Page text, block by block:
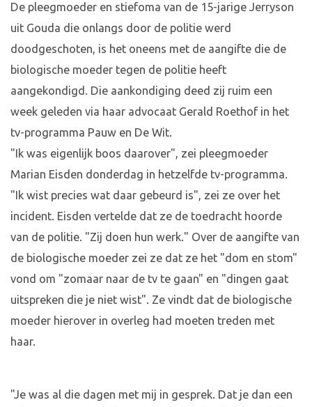
De pleegmoeder en stiefoma van de 15-jarige Jerryson
uit Gouda die onlangs door de politie werd
doodgeschoten, is het oneens met de aangifte die de
biologische moeder tegen de politie heeft
aangekondigd. Die aankondiging deed zij ruim een
week geleden via haar advocaat Gerald Roethof in het
tv-programma Pauw en De Wit.
"Ik was eigenlijk boos daarover", zei pleegmoeder
Marian Eisden donderdag in hetzelfde tv-programma.
"Ik wist precies wat daar gebeurd is", zei ze over het
incident. Eisden vertelde dat ze de toedracht hoorde
van de politie. "Zij doen hun werk." Over de aangifte van
de biologische moeder zei ze dat ze het "dom en stom"
vond om "zomaar naar de tv te gaan" en "dingen gaat
uitspreken die je niet wist". Ze vindt dat de biologische
moeder hierover in overleg had moeten treden met
haar.
"Je was al die dagen met mij in gesprek. Dat je dan een